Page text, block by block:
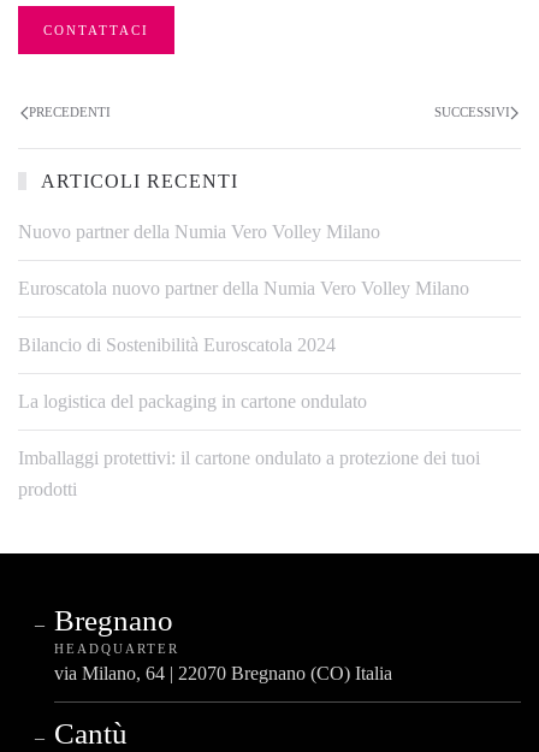
CONTATTACI
PRECEDENTI SUCCESSIVI
ARTICOLI RECENTI
Nuovo partner della Numia Vero Volley Milano
Euroscatola nuovo partner della Numia Vero Volley Milano
Bilancio di Sostenibilità Euroscatola 2024
La logistica del packaging in cartone ondulato
Imballaggi protettivi: il cartone ondulato a protezione dei tuoi
prodotti
Bregnano
HEADQUARTER
via Milano, 64 | 22070 Bregnano (CO) Italia
Cantù